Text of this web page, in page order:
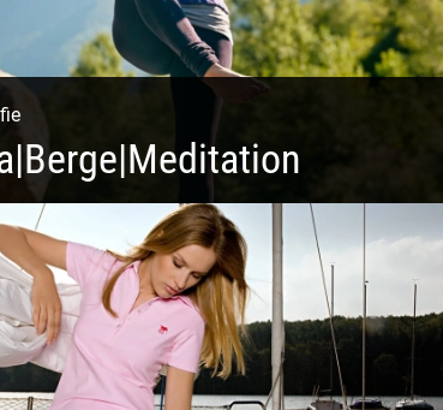
| Körper, Geist und Energie | Ruhe
| Bewusstsein für Natur